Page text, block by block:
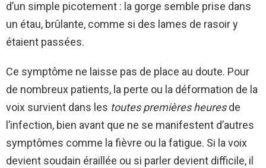
d’un simple picotement : la gorge semble prise dans
un étau, brûlante, comme si des lames de rasoir y
étaient passées.
Ce symptôme ne laisse pas de place au doute. Pour
de nombreux patients, la perte ou la déformation de la
voix survient dans les toutes premières heuresde
l’infection, bien avant que ne se manifestent d’autres
symptômes comme la fièvre ou la fatigue. Si la voix
devient soudain éraillée ou si parler devient difficile, il